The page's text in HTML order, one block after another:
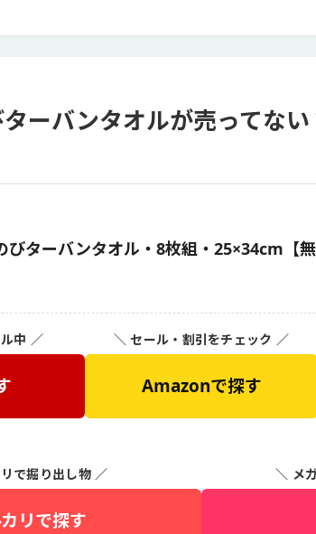
ーバンタオルが売ってな
びターバンタオル・8枚組・25×34cm【無
中 ／ ＼ セール・割引をチェック ／
Amazonで探す
で掘り出し物 ／
リで探す
＼ メ